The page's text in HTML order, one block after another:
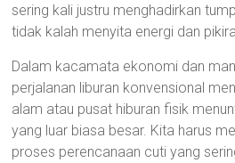
sering kali justru menghadirkan
tidak kalah menyita energi dan
Dalam kacamata ekonomi dan
perjalanan liburan konvensional
alam atau pusat hiburan fisik
yang luar biasa besar. Kita harus
proses perencanaan cuti yang